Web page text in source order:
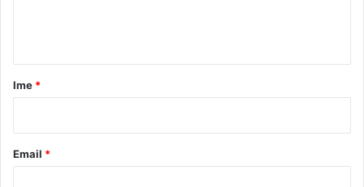
rIme *
Email *